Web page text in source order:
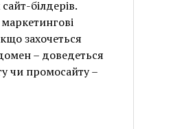
білдерів.
захочеться
– доведеться
чи промосайту –